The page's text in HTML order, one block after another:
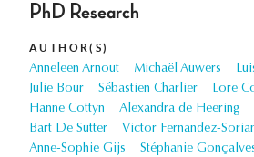
PhD Research
AUTHOR(S)
Anneleen Arnout Michaël Auwers
Julie Bour
Sébastien Charlier
Lore
Hanne Cottyn
Alexandra de Heering
Bart De Sutter
Victor Fernandez-
Anne-Sophie Gijs
Stéphanie